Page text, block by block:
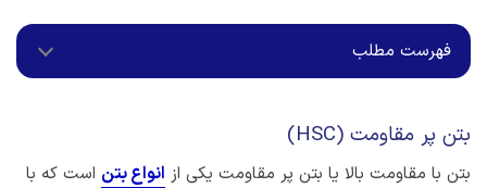
فهرست مطلب
بتن پر مقاومت (HSC)
بتن با مقاومت بالا یا بتن پر مقاومت یکی از انواع بتن است که با